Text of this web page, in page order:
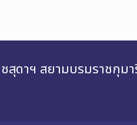
ดาฯ สยามบรมราชกุมา